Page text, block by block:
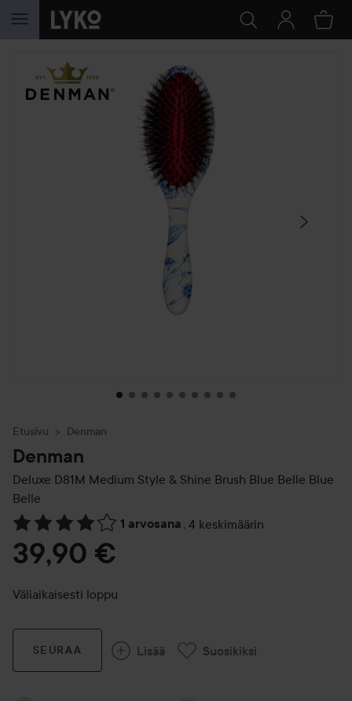
SIIRTYÄ JHK SISÄLTÖÖN
OHITA OSIO
Etusivu Denman
Denman
Deluxe D81M Medium Style & Shine Brush Blue Belle Blue
Belle
1 arvosana , 4 keskimäärin
Siirtyä jhk Arvosana & kommentit
39,90 €
Väliaikaisesti loppu
SEURAA Lisää Suosikiksi